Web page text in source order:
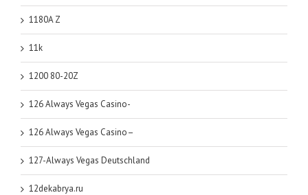
1180A Z
11k
1200 80-20Z
126 Always Vegas Casino-
126 Always Vegas Casino–
127-Always Vegas Deutschland
12dekabrya.ru